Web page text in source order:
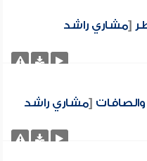
[مشاري راشد
[مشاري راشد